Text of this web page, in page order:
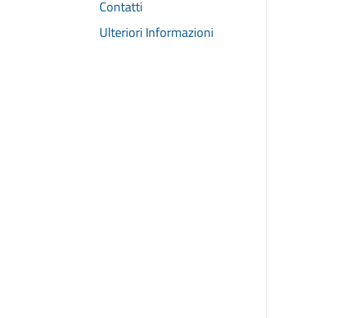
Contatti
Ulteriori Informazioni